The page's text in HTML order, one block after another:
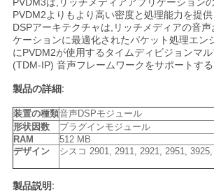
ニ
ュ
ー
ス
事
PVDM3は,リッチメディアアプリケーション
PVDM2よりもより高い密度と処理能力を提
DSPアーキテクチャは,リッチメディアの音声
ケーションに最適化されたパケット処理エン
にPVDM2が使用するタイムディビジョンマ
(TDM-IP) 音声フレームワークをサポートす
製品の詳細:
装置の種類音声DSPモジュール
形状因数
プラグインモジュール
RAM
512 MB
デザイン
シスコ 2901, 2911, 2921, 2951,
製品説明: